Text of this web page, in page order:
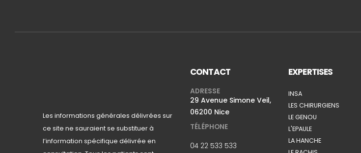
Les informations générales délivrées sur
ce site ne sauraient se substituer à
l’information spécifique délivrée en
CONTACT
ADRESSE
29 Avenue Simone Veil,
06200 Nice
TÉLÉPHONE
04 22 533 533
EXPERTISES
INSA
LES CHIRURGIENS
LE GENOU
L'EPAULE
LA HANCHE